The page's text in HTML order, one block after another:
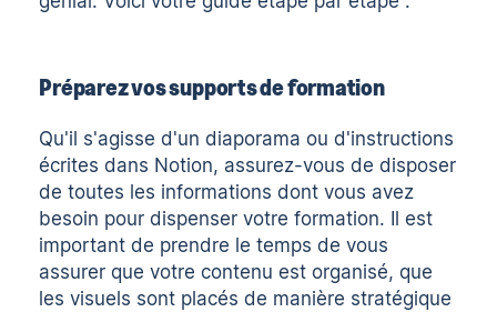
Préparez vos supports de formation
Qu'il s'agisse d'un diaporama ou d'instructions
écrites dans Notion, assurez-vous de disposer
de toutes les informations dont vous avez
besoin pour dispenser votre formation. Il est
important de prendre le temps de vous
assurer que votre contenu est organisé, que
les visuels sont placés de manière stratégique